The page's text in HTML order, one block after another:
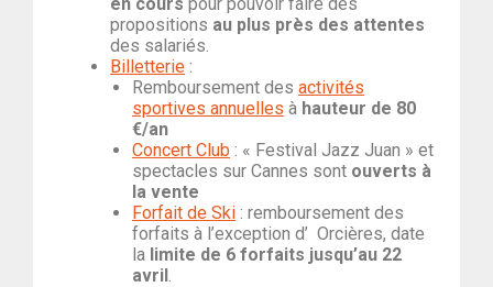
propositions au plus près des attentes
des salariés.
Billetterie :
Remboursement des activités
sportives annuelles à hauteur de 80
€/an
Concert Club : « Festival Jazz Juan » et
spectacles sur Cannes sont ouverts à
la vente
Forfait de Ski : remboursement des
forfaits à l’exception d’ Orcières, date
la limite de 6 forfaits jusqu’au 22
avril.